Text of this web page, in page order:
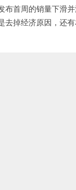
首周的销量下滑并
去掉经济原因，还